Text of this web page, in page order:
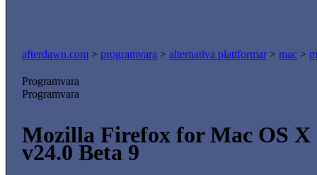
afterdawn.com > programvara > alternativa plattformar > mac >
Programvara
Programvara
Mozilla Firefox for Mac OS X
v24.0 Beta 9